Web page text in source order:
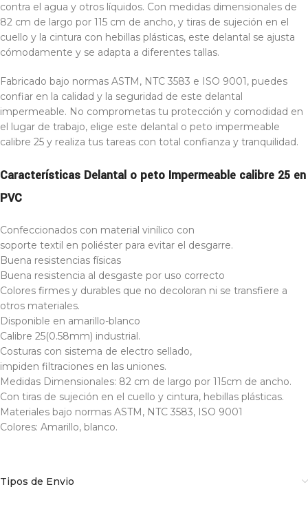
contra el agua y otros líquidos. Con medidas dimensionales de
82 cm de largo por 115 cm de ancho, y tiras de sujeción en el
cuello y la cintura con hebillas plásticas, este delantal se ajusta
cómodamente y se adapta a diferentes tallas.
Fabricado bajo normas ASTM, NTC 3583 e ISO 9001, puedes
confiar en la calidad y la seguridad de este delantal
impermeable. No comprometas tu protección y comodidad en
el lugar de trabajo, elige este delantal o peto impermeable
calibre 25 y realiza tus tareas con total confianza y tranquilidad.
Características Delantal o peto Impermeable calibre 25 en
PVC
Confeccionados con material vinílico con
soporte textil en poliéster para evitar el desgarre.
Buena resistencias físicas
Buena resistencia al desgaste por uso correcto
Colores firmes y durables que no decoloran ni se transfiere a
otros materiales.
Disponible en amarillo-blanco
Calibre 25(0.58mm) industrial.
Costuras con sistema de electro sellado,
impiden filtraciones en las uniones.
Medidas Dimensionales: 82 cm de largo por 115cm de ancho.
Con tiras de sujeción en el cuello y cintura, hebillas plásticas.
Materiales bajo normas ASTM, NTC 3583, ISO 9001
Colores: Amarillo, blanco.
Tipos de Envio